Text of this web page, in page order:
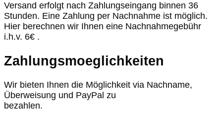
Versand erfolgt nach Zahlungseingang binnen 36
Stunden. Eine Zahlung per Nachnahme ist möglich.
Hier berechnen wir Ihnen eine Nachnahmegebühr
i.h.v. 6€ .
Zahlungsmoeglichkeiten
Wir bieten Ihnen die Möglichkeit via Nachname,
Überweisung und PayPal zu
bezahlen.